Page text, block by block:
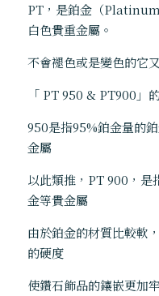
PT，是鉑金（
白色貴重金屬。
不會褪色或是變色的它
「 PT 950 & PT900」
950是指95%鉑金量的
金屬
以此類推，PT 900，是
金等貴金屬
由於鉑金的材質比較軟
的硬度
使鑽石飾品的鑲嵌更加